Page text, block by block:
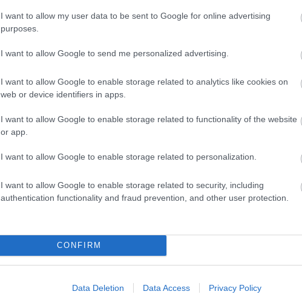
I want to allow my user data to be sent to Google for online advertising
purposes.
I want to allow Google to send me personalized advertising.
I want to allow Google to enable storage related to analytics like cookies on
web or device identifiers in apps.
I want to allow Google to enable storage related to functionality of the website
or app.
I want to allow Google to enable storage related to personalization.
I want to allow Google to enable storage related to security, including
authentication functionality and fraud prevention, and other user protection.
CONFIRM
Data Deletion Data Access Privacy Policy
)
(3